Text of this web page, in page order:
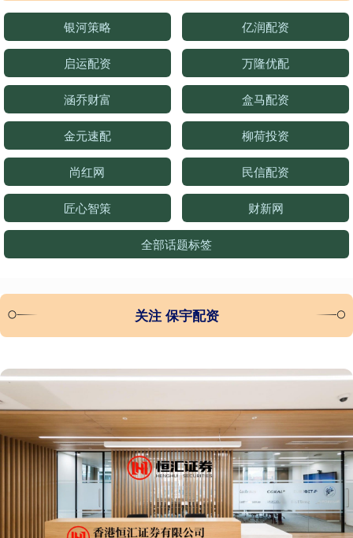
银河策略 亿润配资
启运配资 万隆优配
涵乔财富 盒马配资
金元速配 柳荷投资
尚红网 民信配资
匠心智策 财新网
全部话题标签
关注 保宇配资